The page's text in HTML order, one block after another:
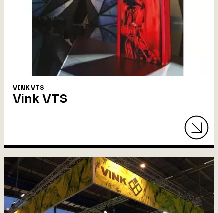
VINK VTS
Vink VTS